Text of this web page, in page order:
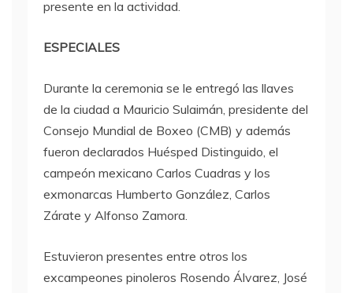
presente en la actividad.
ESPECIALES
Durante la ceremonia se le entregó las llaves
de la ciudad a Mauricio Sulaimán, presidente del
Consejo Mundial de Boxeo (CMB) y además
fueron declarados Huésped Distinguido, el
campeón mexicano Carlos Cuadras y los
exmonarcas Humberto González, Carlos
Zárate y Alfonso Zamora.
Estuvieron presentes entre otros los
excampeones pinoleros Rosendo Álvarez, José